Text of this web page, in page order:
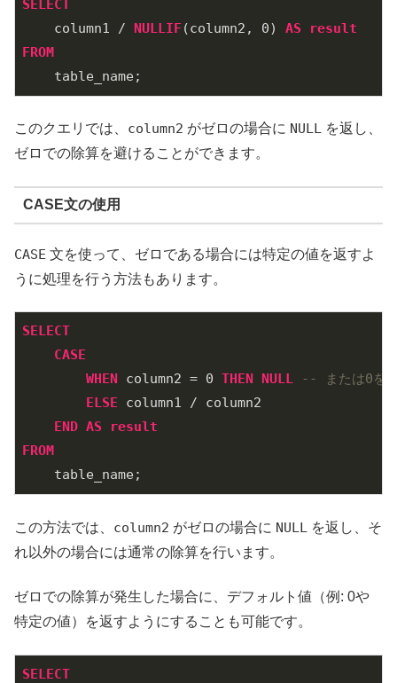
SELECT
    column1 /
NULLIF(column2, 0) AS
result
FROM
このクエリでは、 column2 がゼロの場合に NULL を返し、
ゼロでの除算を避けることができます。
CASE文の使用
CASE 文を使って、ゼロである場合には特定の値を返すよ
うに処理を行う方法もあります。
SELECT
CASE
WHEN
column2 = 0 THEN NULL
-- または0を
ELSE column1 / column2
END AS
result
FROM
この方法では、 column2 がゼロの場合に NULL を返し、そ
れ以外の場合には通常の除算を行います。
ゼロでの除算が発生した場合に、デフォルト値（例: 0や
特定の値）を返すようにすることも可能です。
SELECT